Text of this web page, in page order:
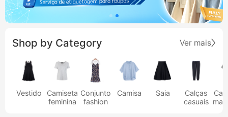
Shop by Category Ver mais
Vestido
Camiseta
feminina
Conjunto
fashion
Camisa Saia
Calças
casuais